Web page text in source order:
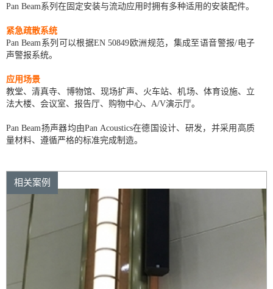
Pan Beam系列在固定安装与流动应用时拥有多种适用的安装配件。
紧急疏散系统
Pan Beam系列可以根据EN 50849欧洲规范，集成至语音警报/电子
声警报系统。
应用场景
教堂、清真寺、博物馆、现场扩声、火车站、机场、体育设施、立
法大楼、会议室、报告厅、购物中心、A/V演示厅。
Pan Beam扬声器均由Pan Acoustics在德国设计、研发，并采用高质
量材料、遵循严格的标准完成制造。
相关案例